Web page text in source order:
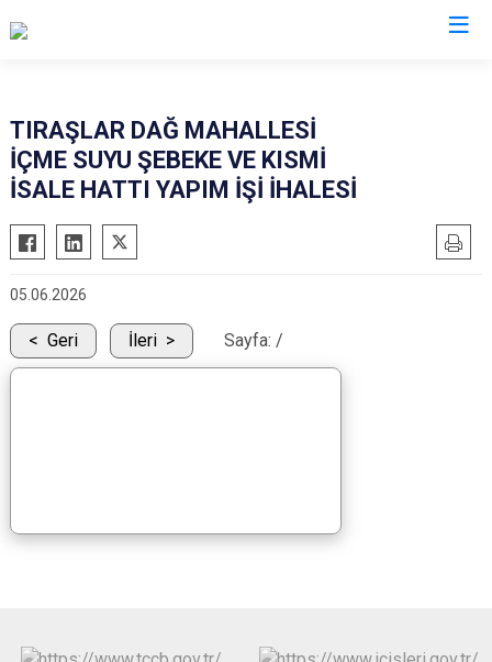
Cumayeri
Çilimli
Kaynaşlı
Yığılca
TIRAŞLAR DAĞ MAHALLESİ
İÇME SUYU ŞEBEKE VE KISMİ
İSALE HATTI YAPIM İŞİ İHALESİ
05.06.2026
Geri İleri Sayfa: /